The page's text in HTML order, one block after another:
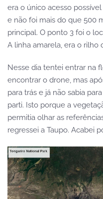
era o único acesso
e não foi mais do que 500
principal. O ponto 3 foi o
A linha amarela, era o rilho
Nesse dia tentei entrar na
encontrar o drone, mas
para trás e já não sabia
parti. Isto porque a
permitia olhar as
regressei a Taupo. Acabei